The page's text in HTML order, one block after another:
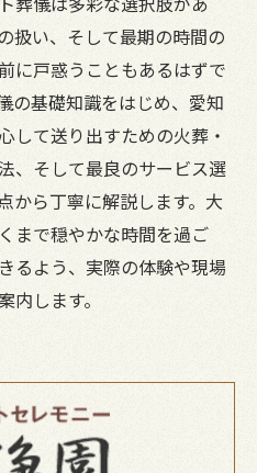
扱い、そして最期の時間の
に戸惑うこともあるはずで
の基礎知識をはじめ、愛知
して送り出すための火葬・
、そして最良のサービス選
から丁寧に解説します。大
まで穏やかな時間を過ご
るよう、実際の体験や現場
します。